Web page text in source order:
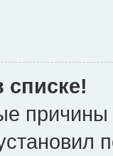
списке!
причины